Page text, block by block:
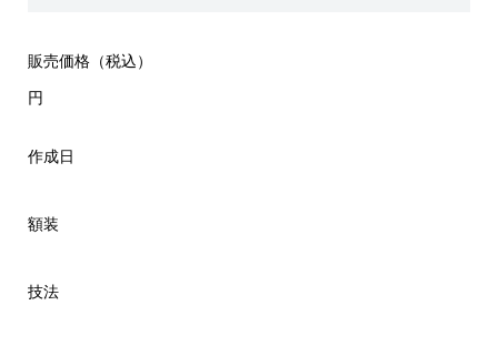
販売価格（税込）
円
作成日
額装
技法